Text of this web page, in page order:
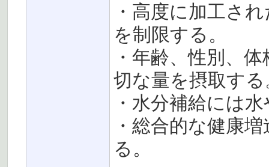
・高度に加工さ
を制限する。
・年齢、性別、
切な量を摂取する
・水分補給には
・総合的な健康
る。